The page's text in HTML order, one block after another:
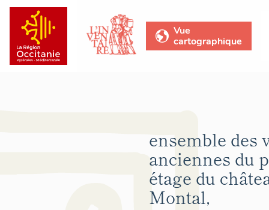
Vue
cartographique
ensemble des
anciennes du
étage du
Montal,